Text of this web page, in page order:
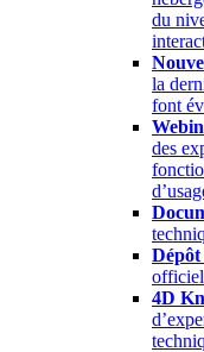
du
la
font
des
4D